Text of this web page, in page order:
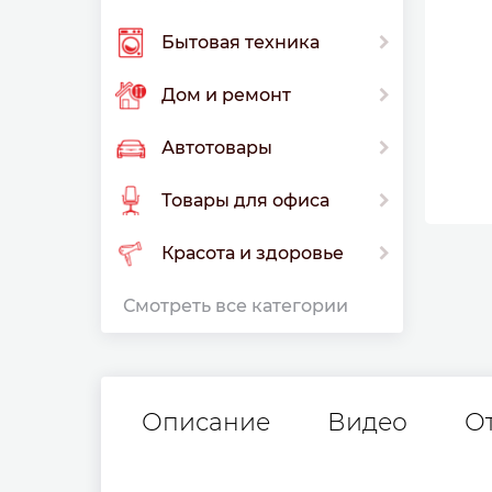
Бытовая техника
Дом и ремонт
Автотовары
Товары для офиса
Красота и здоровье
Смотреть все категории
Описание Видео